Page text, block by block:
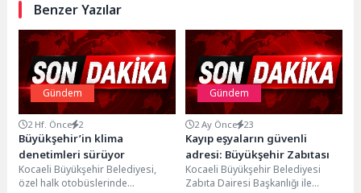
Benzer Yazılar
Gündem
2 Hf. Önce 2
Büyükşehir’in klima
denetimleri sürüyor
Kocaeli Büyükşehir Belediyesi,
özel halk otobüslerinde
Gündem
2 Ay Önce 23
Kayıp eşyaların güvenli
adresi: Büyükşehir Zabıtası
Kocaeli Büyükşehir Belediyesi
Zabıta Dairesi Başkanlığı ile